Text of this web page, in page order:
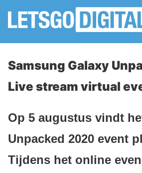
Samsung Galaxy
Live stream virtual
Op 5 augustus vindt
Unpacked 2020 event
Tijdens het online